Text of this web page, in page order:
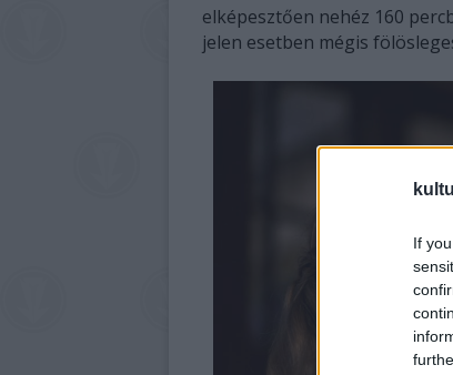
If
elképesztően nehéz 160
jelen esetben mégis